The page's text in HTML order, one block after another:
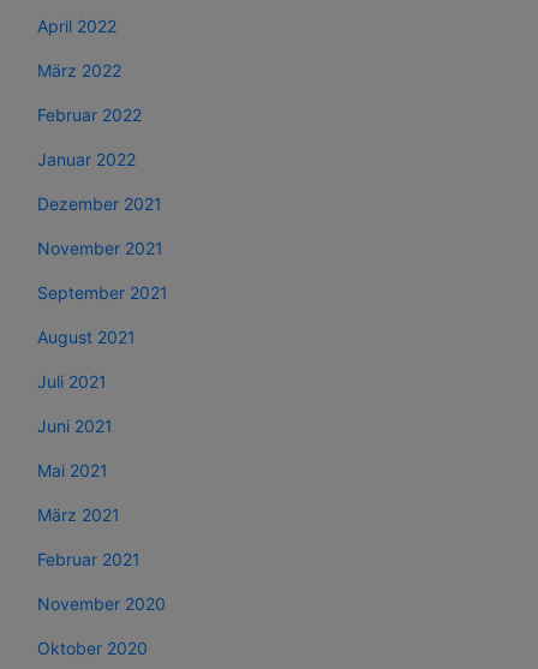
April 2022
März 2022
Februar 2022
Januar 2022
Dezember 2021
November 2021
September 2021
August 2021
Juli 2021
Juni 2021
Mai 2021
März 2021
Februar 2021
November 2020
Oktober 2020